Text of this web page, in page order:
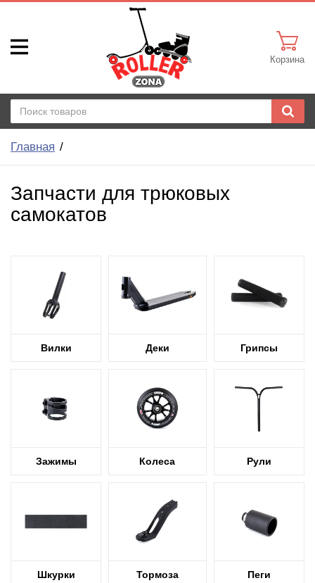
Корзина
Главная
Запчасти для трюковых
самокатов
Вилки Деки Грипсы
Зажимы Колеса Рули
Шкурки Тормоза Пеги